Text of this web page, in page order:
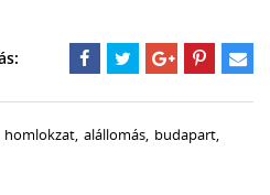
homlokzat, alállomás, budapart,